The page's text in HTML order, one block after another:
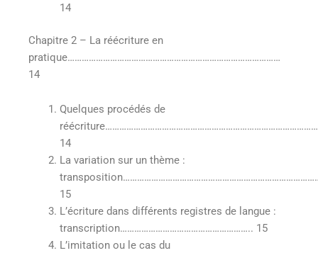
14
Chapitre 2 – La réécriture en
pratique………………………………………………………………………………
14
Quelques procédés de
14
La variation sur un thème :
15
L’écriture dans différents registres de langue :
transcription……………………………………………….. 15
L’imitation ou le cas du